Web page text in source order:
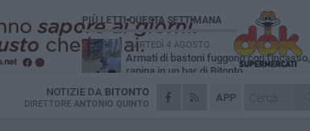
APP
NOTIZIE DA BITONTO
DIRETTORE ANTONIO QUINTO
PIÙ LETTI QUESTA SETTIMANA
MARTEDÌ 4 AGOSTO
Armati di bastoni fuggono con l'incasso,
rapina in un bar di Bitonto
DOMENICA 2 AGOSTO
Fratelli d'Italia Bitonto: «Vicinanza alla